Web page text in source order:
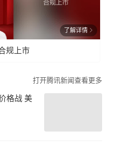
了解详情
规上市
打开腾讯新闻查看更多
格战 美